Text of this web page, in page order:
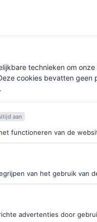
technieken om
cookies bevatten geen
aan
functioneren van de
van het gebruik van
advertenties door